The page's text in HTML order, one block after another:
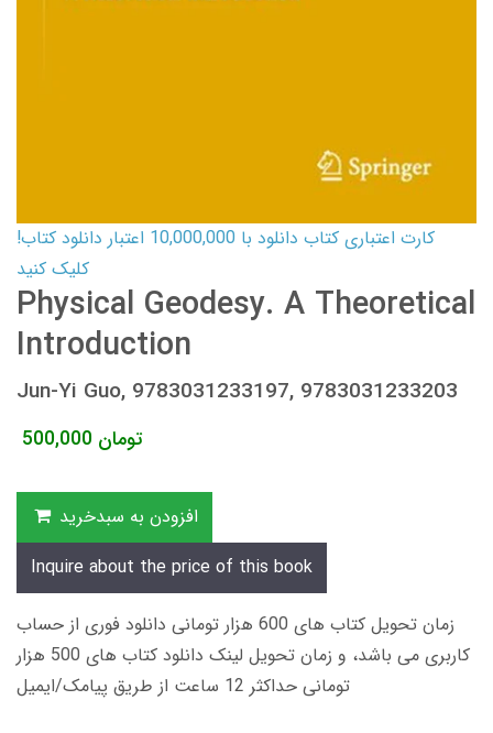
کارت اعتباری کتاب دانلود با 10,000,000 اعتبار دانلود کتاب!
کلیک کنید
Physical Geodesy. A Theoretical
Introduction
Jun-Yi Guo, 9783031233197, 9783031233203
500,000 تومان
افزودن به سبدخرید
Inquire about the price of this book
زمان تحویل کتاب های 600 هزار تومانی دانلود فوری از حساب
کاربری می باشد، و زمان تحویل لینک دانلود کتاب های 500 هزار
تومانی حداکثر 12 ساعت از طریق پیامک/ایمیل